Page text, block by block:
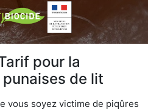
pour la
de lit
vous soyez victime de piqûres